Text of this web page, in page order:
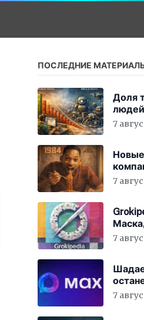
ПОСЛЕДНИЕ
Доля
людей
7
Labs
7
7
7